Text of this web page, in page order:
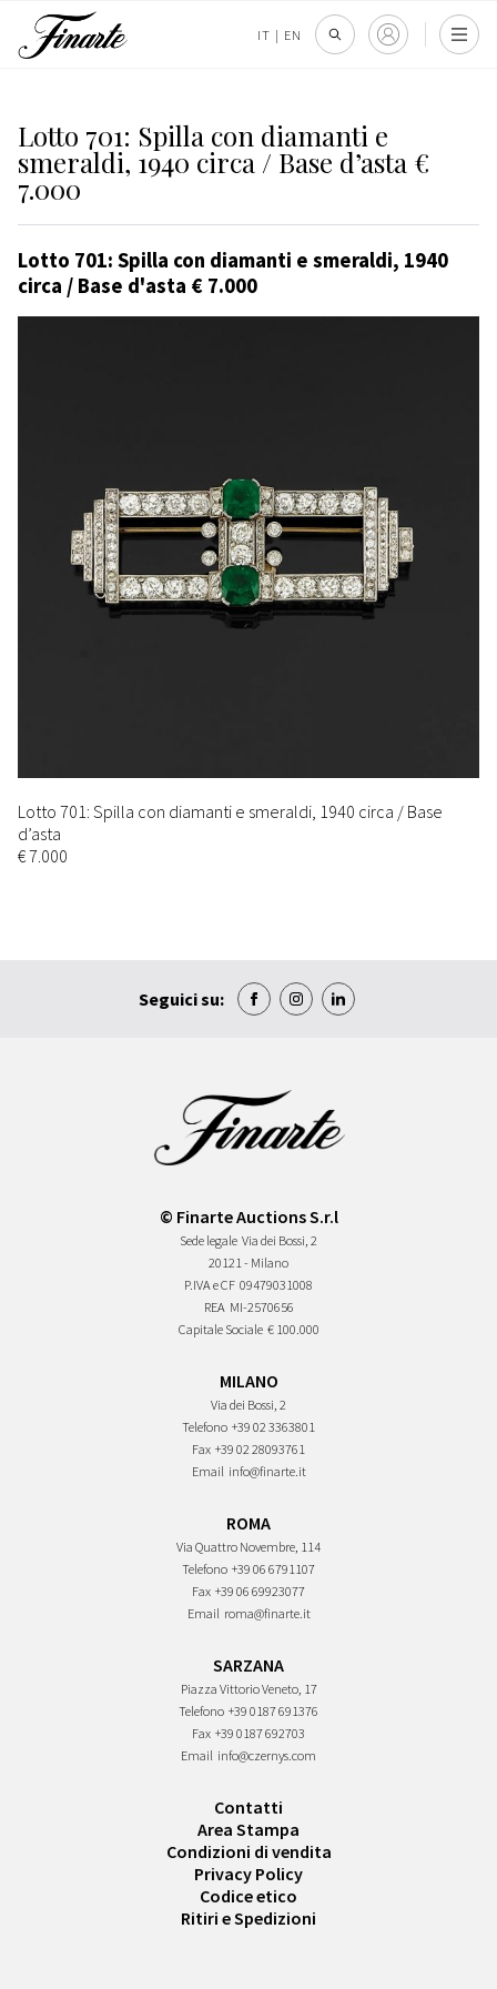
IT | EN
Lotto 701: Spilla con diamanti e
smeraldi, 1940 circa / Base d’asta €
7.000
Lotto 701: Spilla con diamanti e smeraldi, 1940
circa / Base d'asta € 7.000
Lotto 701: Spilla con diamanti e smeraldi, 1940 circa / Base
d’asta
€ 7.000
Seguici su:
© Finarte Auctions S.r.l
Sede legale Via dei Bossi, 2
20121 - Milano
P.IVA e CF 09479031008
REA MI-2570656
Capitale Sociale € 100.000
MILANO
Via dei Bossi, 2
Telefono +39 02 3363801
Fax +39 02 28093761
Email info@finarte.it
ROMA
Via Quattro Novembre, 114
Telefono +39 06 6791107
Fax +39 06 69923077
Email roma@finarte.it
SARZANA
Piazza Vittorio Veneto, 17
Telefono +39 0187 691376
Fax +39 0187 692703
Email info@czernys.com
Contatti
Area Stampa
Condizioni di vendita
Privacy Policy
Codice etico
Ritiri e Spedizioni